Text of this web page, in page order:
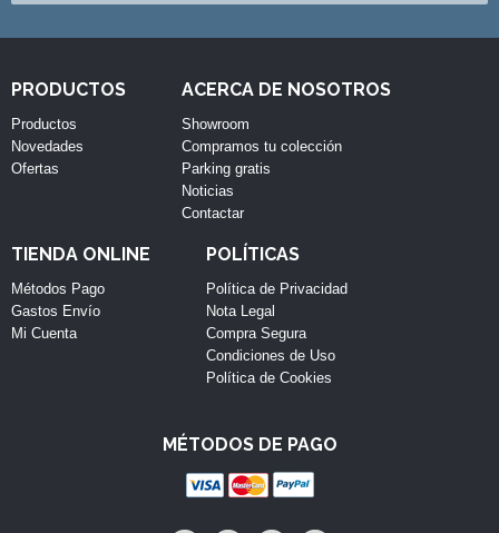
PRODUCTOS
Productos
Novedades
Ofertas
ACERCA DE NOSOTROS
Showroom
Compramos tu colección
Parking gratis
Noticias
Contactar
TIENDA ONLINE
Métodos Pago
Gastos Envío
Mi Cuenta
POLÍTICAS
Política de Privacidad
Nota Legal
Compra Segura
Condiciones de Uso
Política de Cookies
MÉTODOS DE PAGO